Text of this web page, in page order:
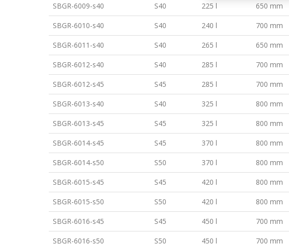
SBGR-6009-s40 S40 225 l 650 mm
SBGR-6010-s40 S40 240 l 700 mm
SBGR-6011-s40 S40 265 l 650 mm
SBGR-6012-s40 S40 285 l 700 mm
SBGR-6012-s45 S45 285 l 700 mm
SBGR-6013-s40 S40 325 l 800 mm
SBGR-6013-s45 S45 325 l 800 mm
SBGR-6014-s45 S45 370 l 800 mm
SBGR-6014-s50 S50 370 l 800 mm
SBGR-6015-s45 S45 420 l 800 mm
SBGR-6015-s50 S50 420 l 800 mm
SBGR-6016-s45 S45 450 l 700 mm
SBGR-6016-s50 S50 450 l 700 mm